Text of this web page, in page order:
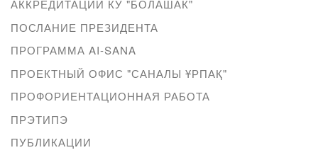
АККРЕДИТАЦИИ КУ "БОЛАШАК"
ПОСЛАНИЕ ПРЕЗИДЕНТА
ПРОГРАММА AI-SANA
ПРОЕКТНЫЙ ОФИС "САНАЛЫ ҰРПАҚ"
ПРОФОРИЕНТАЦИОННАЯ РАБОТА
ПРЭТИПЭ
ПУБЛИКАЦИИ